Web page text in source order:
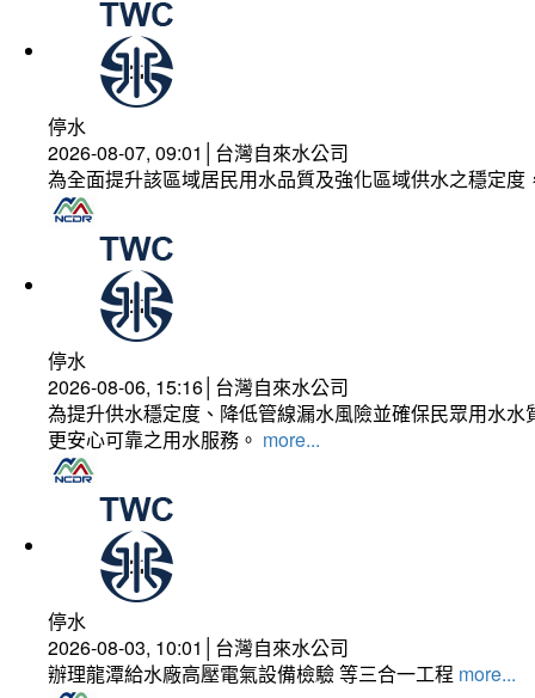
停水
2026-08-07, 09:01│台灣自來水公司
為全面提升該區域居民用水品質及強化區域供水之穩定
停水
2026-08-06, 15:16│台灣自來水公司
為提升供水穩定度、降低管線漏水風險並確保民眾用水
更安心可靠之用水服務。 more...
停水
2026-08-03, 10:01│台灣自來水公司
辦理龍潭給水廠高壓電氣設備檢驗 等三合一工程 more...